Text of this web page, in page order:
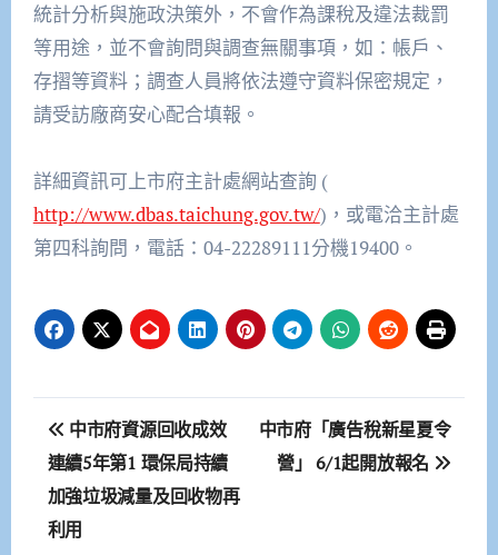
統計分析與施政決策外，不會作為課稅及違法裁罰
等用途，並不會詢問與調查無關事項，如：帳戶、
存摺等資料；調查人員將依法遵守資料保密規定，
請受訪廠商安心配合填報。
詳細資訊可上市府主計處網站查詢 (
http://www.dbas.taichung.gov.tw/) ，或電洽主計處
第四科詢問，電話： 04-22289111分機19400。
文
章
導
中市府資源回收成效
連續5年第1 環保局持續
加強垃圾減量及回收物再
利用
中市府「廣告稅新星夏令
營」 6/1起開放報名